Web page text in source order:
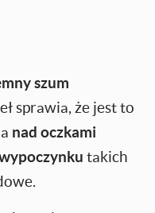
szum
sprawia, że jest to
nad oczkami
takich